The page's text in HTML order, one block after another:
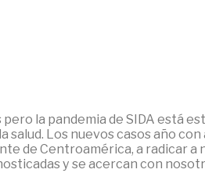
la pandemia de SIDA está
Los nuevos casos año
de Centroamérica, a radicar a
y se acercan con